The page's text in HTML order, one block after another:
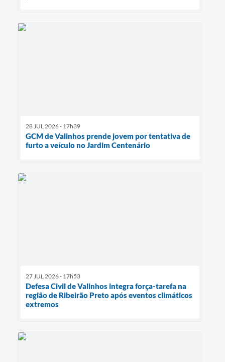
28 JUL 2026 - 17h39
GCM de Valinhos prende jovem por tentativa de
furto a veículo no Jardim Centenário
27 JUL 2026 - 17h53
Defesa Civil de Valinhos integra força-tarefa na
região de Ribeirão Preto após eventos climáticos
extremos